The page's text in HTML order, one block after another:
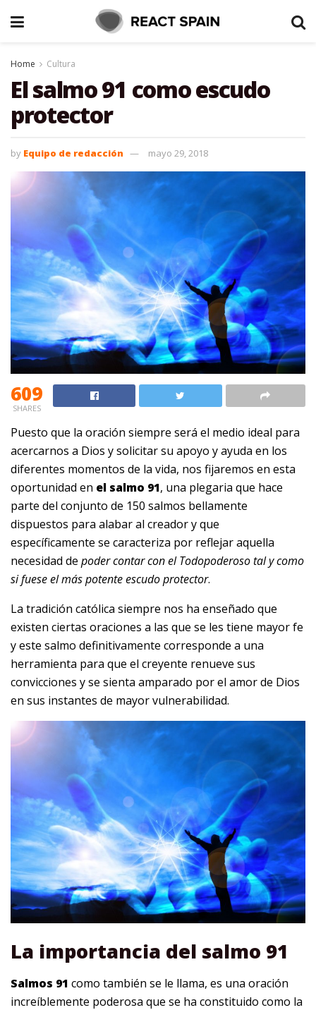
Home Cultura
El salmo 91 como escudo
protector
by Equipo de redacción mayo 29, 2018
609
SHARES
Puesto que la oración siempre será el medio ideal para
acercarnos a Dios y solicitar su apoyo y ayuda en los
diferentes momentos de la vida, nos fijaremos en esta
oportunidad en el salmo 91, una plegaria que hace
parte del conjunto de 150 salmos bellamente
dispuestos para alabar al creador y que
específicamente se caracteriza por reflejar aquella
necesidad de poder contar con el Todopoderoso tal y como
si fuese el más potente escudo protector.
La tradición católica siempre nos ha enseñado que
existen ciertas oraciones a las que se les tiene mayor fe
y este salmo definitivamente corresponde a una
herramienta para que el creyente renueve sus
convicciones y se sienta amparado por el amor de Dios
en sus instantes de mayor vulnerabilidad.
La importancia del salmo 91
Salmos 91 como también se le llama, es una oración
increíblemente poderosa que se ha constituido como la